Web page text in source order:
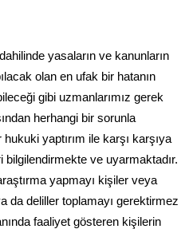
yasaların ve kanunların
olan en ufak bir hatanın
gibi uzmanlarımız gerek
herhangi bir sorunla
yaptırım ile karşı karşıya
bilgilendirmekte ve uyarmaktadır.
yapmayı kişiler veya
da deliller toplamayı gerektirmez
faaliyet gösteren kişilerin